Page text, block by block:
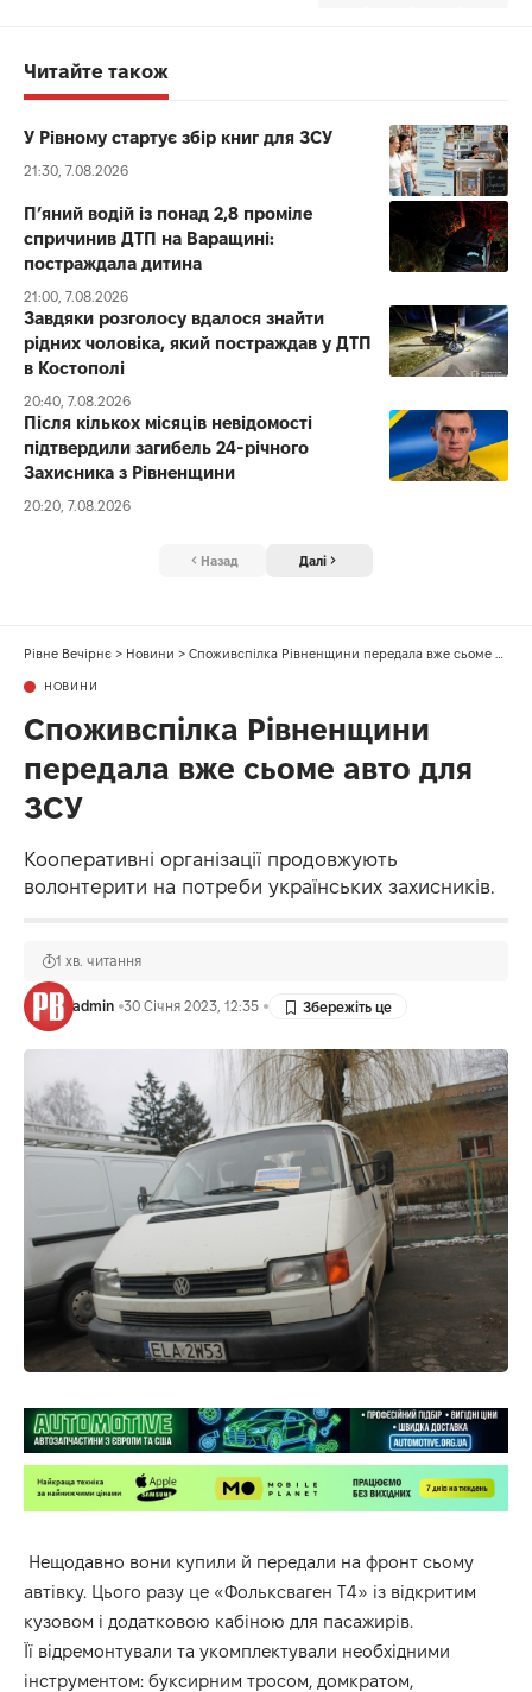
Читайте також
У Рівному стартує збір книг для ЗСУ
21:30, 7.08.2026
П’яний водій із понад 2,8 проміле
спричинив ДТП на Варащині:
постраждала дитина
21:00, 7.08.2026
Завдяки розголосу вдалося знайти
рідних чоловіка, який постраждав у ДТП
в Костополі
20:40, 7.08.2026
Після кількох місяців невідомості
підтвердили загибель 24-річного
Захисника з Рівненщини
20:20, 7.08.2026
Назад Далі
Рівне Вечірнє > Новини > Споживспілка Рівненщини передала вже сьоме авто для ЗСУ
НОВИНИ
Споживспілка Рівненщини
передала вже сьоме авто для
ЗСУ
Кооперативні організації продовжують
волонтерити на потреби українських захисників.
admin 30 Січня 2023, 12:35
1 хв. читання
Нещодавно вони купили й передали на фронт сьому
автівку. Цього разу це «Фольксваген Т4» із відкритим
кузовом і додатковою кабіною для пасажирів.
Її відремонтували та укомплектували необхідними
інструментом: буксирним тросом, домкратом,